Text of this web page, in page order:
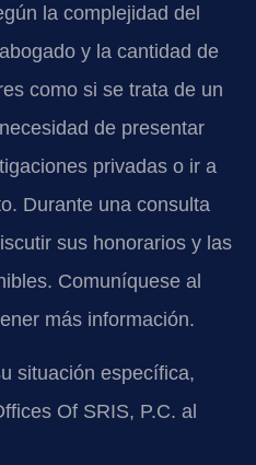
la complejidad del
y la cantidad de
como si se trata de un
de presentar
privadas o ir a
Durante una consulta
sus honorarios y las
Comuníquese al
más información.
situación específica,
Of SRIS, P.C. al